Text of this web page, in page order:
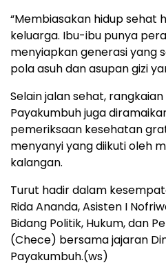
“Membiasakan hidup sehat
keluarga. Ibu-ibu punya
menyiapkan generasi yang
pola asuh dan asupan gizi
Selain jalan sehat,
Payakumbuh juga
pemeriksaan kesehatan
menyanyi yang diikuti oleh
kalangan.
Turut hadir dalam
Rida Ananda, Asisten I
Bidang Politik, Hukum, dan
(Chece) bersama jajaran
Payakumbuh.(ws)